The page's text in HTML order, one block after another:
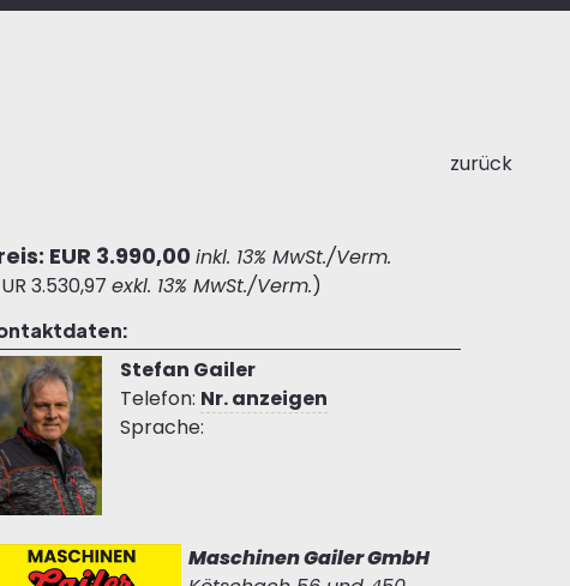
zurück
EUR 3.990,00 inkl. 13% MwSt./Verm.
3.530,97 exkl. 13% MwSt./Verm.)
Stefan Gailer
Telefon: Nr. anzeigen
Sprache:
Maschinen Gailer GmbH